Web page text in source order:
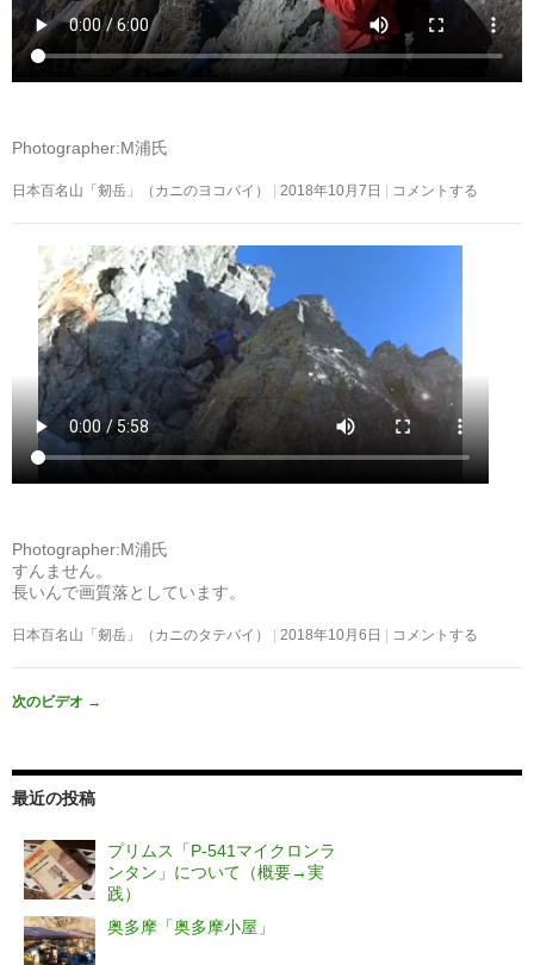
Photographer:M浦氏
日本百名山「剱岳」（カニのヨコバイ） 2018年10月7日 コメントする
Photographer:M浦氏
すんません。
長いんで画質落としています。
日本百名山「剱岳」（カニのタテバイ） 2018年10月6日 コメントする
次のビデオ →
最近の投稿
プリムス「P-541マイクロンラ
ンタン」について（概要→実
践）
奥多摩「奥多摩小屋」